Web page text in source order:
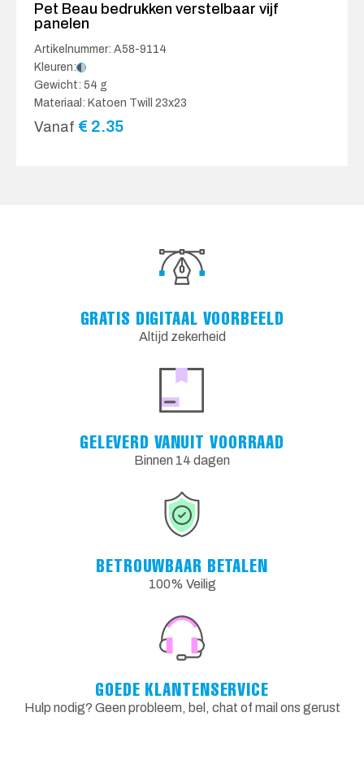
Pet Beau bedrukken verstelbaar vijf
panelen
Artikelnummer: A58-9114
Kleuren:
Gewicht: 54 g
Materiaal: Katoen Twill 23x23
Vanaf € 2.35
GRATIS DIGITAAL VOORBEELD
Altijd zekerheid
GELEVERD VANUIT VOORRAAD
Binnen 14 dagen
BETROUWBAAR BETALEN
100% Veilig
GOEDE KLANTENSERVICE
Hulp nodig? Geen probleem, bel, chat of mail ons gerust